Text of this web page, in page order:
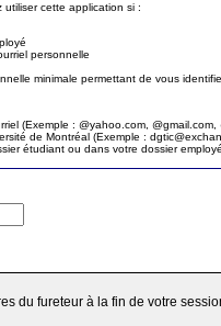
cette application si :
personnelle
minimale permettant de vous
(Exemple : @yahoo.com,
de Montréal (Exemple :
étudiant ou dans votre dossier
du fureteur à la fin de votre